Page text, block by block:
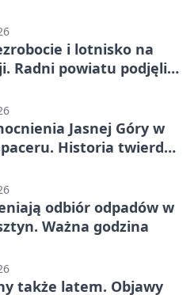
eliminacji
i lotnisko na
Radni powiatu podjęli
Jasnej Góry w
Historia twierdzy
odbiór odpadów w
Ważna godzina
także latem. Objawy